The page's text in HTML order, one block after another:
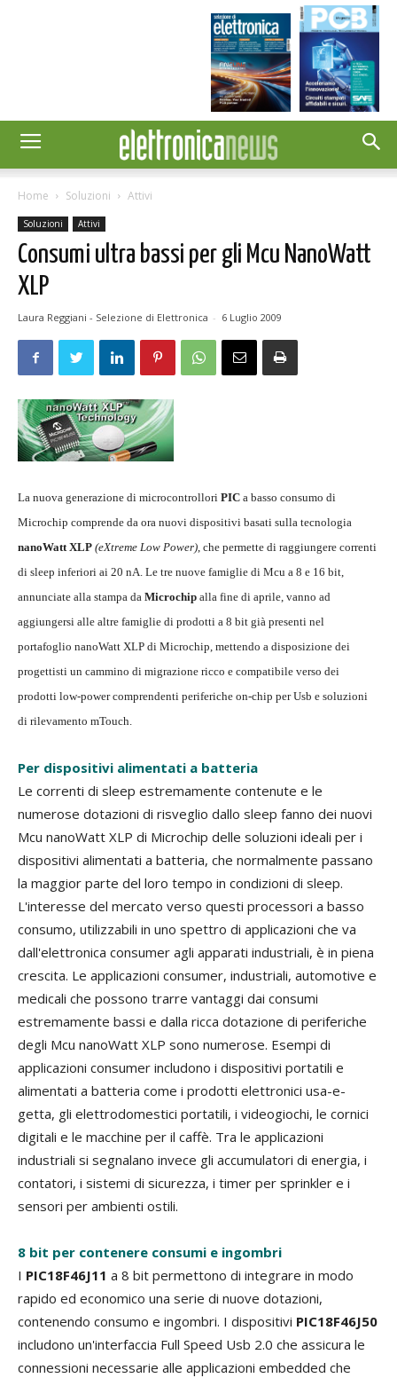
Home Soluzioni Attivi
Soluzioni Attivi
Consumi ultra bassi per gli Mcu NanoWatt
XLP
Laura Reggiani - Selezione di Elettronica - 6 Luglio 2009
La nuova generazione di microcontrollori PIC a basso consumo di
Microchip comprende da ora nuovi dispositivi basati sulla tecnologia
nanoWatt XLP (eXtreme Low Power), che permette di raggiungere correnti
di sleep inferiori ai 20 nA. Le tre nuove famiglie di Mcu a 8 e 16 bit,
annunciate alla stampa da Microchip alla fine di aprile, vanno ad
aggiungersi alle altre famiglie di prodotti a 8 bit già presenti nel
portafoglio nanoWatt XLP di Microchip, mettendo a disposizione dei
progettisti un cammino di migrazione ricco e compatibile verso dei
prodotti low-power comprendenti periferiche on-chip per Usb e soluzioni
di rilevamento mTouch.
Per dispositivi alimentati a batteria
Le correnti di sleep estremamente contenute e le
numerose dotazioni di risveglio dallo sleep fanno dei nuovi
Mcu nanoWatt XLP di Microchip delle soluzioni ideali per i
dispositivi alimentati a batteria, che normalmente passano
la maggior parte del loro tempo in condizioni di sleep.
L'interesse del mercato verso questi processori a basso
consumo, utilizzabili in uno spettro di applicazioni che va
dall'elettronica consumer agli apparati industriali, è in piena
crescita. Le applicazioni consumer, industriali, automotive e
medicali che possono trarre vantaggi dai consumi
estremamente bassi e dalla ricca dotazione di periferiche
degli Mcu nanoWatt XLP sono numerose. Esempi di
applicazioni consumer includono i dispositivi portatili e
alimentati a batteria come i prodotti elettronici usa-e-
getta, gli elettrodomestici portatili, i videogiochi, le cornici
digitali e le macchine per il caffè. Tra le applicazioni
industriali si segnalano invece gli accumulatori di energia, i
contatori, i sistemi di sicurezza, i timer per sprinkler e i
sensori per ambienti ostili.
8 bit per contenere consumi e ingombri
I PIC18F46J11 a 8 bit permettono di integrare in modo
rapido ed economico una serie di nuove dotazioni,
contenendo consumo e ingombri. I dispositivi PIC18F46J50
includono un'interfaccia Full Speed Usb 2.0 che assicura le
connessioni necessarie alle applicazioni embedded che